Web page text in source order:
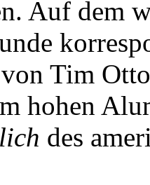
Auf dem
Tim
hohen
des